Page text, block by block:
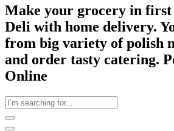
Make your grocery in first
Deli with home delivery.
from big variety of polish
and order tasty catering.
Online